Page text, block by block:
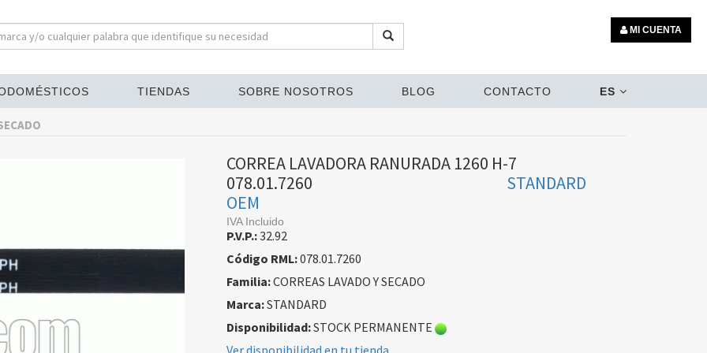
MI CUENTA
TIENDAS SOBRE NOSOTROS BLOG CONTACTO ES
CORREA LAVADORA RANURADA 1260 H-7
078.01.7260
STANDARD
OEM
IVA Incluido
P.V.P.:32.92
Código RML:078.01.7260
Familia:CORREAS LAVADO Y SECADO
Marca:STANDARD
Disponibilidad:STOCK PERMANENTE
Ver disponibilidad en tu tienda